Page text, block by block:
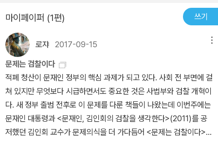
검찰의 정치적 중립은 무너졌고 검찰은 다시 정치검찰이 되어 참여정
부에 대한 복수에 적극적으로 응했다. 그 결과 노무현 대통령 수사를
벌였고, 결과는 모두가 알다시피 노무현 대통령의 자살로 끝이 났다.
검찰은 여기에서 멈추지 않고, 한명숙 전 총리와 정연주 전 KBS 사
장을 무리하게 수사했고, 이명박 정부를 비판한 <PD수첩> 제작진을
기소해 언론에 재갈을 물렸다. 이명박 정부 시절의 검찰은 권력을 위
해 존재하는 정치검찰의 모습이었다. 이명박 정부에서 복귀한 정치검
찰은 박근혜 정부에서 한 단계 더 진화했다. 극단적으로 기형화된 정
치검찰로 진화한 것이다. 2016년 10월에 터진 박근혜, 최순실 국정
농단 사태에서 국민들은 검찰의 실상을 다시 확인했다. 정치검찰과
마이페이퍼 (1편) 쓰기
로쟈 2017-09-15
문제는 검찰이다
적폐 청산이 문재인 정부의 핵심 과제가 되고 있다. 사회 전 부면에 걸
쳐 있지만 무엇보다 시급하면서도 중요한 것은 사법부와 검찰 개혁이
다. 새 정부 출범 전후로 이 문제를 다룬 책들이 나왔는데 이번주에는
문재인 대통령과 <문재인, 김인회의 검찰을 생각한다>(2011)를 공
저했던 김인회 교수가 문제의식을 더 가다듬어 <문제는 검찰이다>